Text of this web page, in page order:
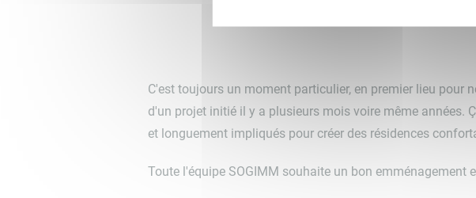
C'est toujours un moment particulier, en premier lieu
d'un projet initié il y a plusieurs mois voire même années.
et longuement impliqués pour créer des résidences
Toute l'équipe SOGIMM souhaite un bon emménagement